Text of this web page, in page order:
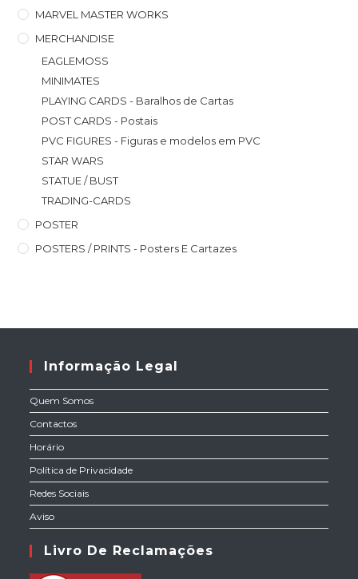
MARVEL MASTER WORKS
MERCHANDISE
EAGLEMOSS
MINIMATES
PLAYING CARDS - Baralhos de Cartas
POST CARDS - Postais
PVC FIGURES - Figuras e modelos em PVC
STAR WARS
STATUE / BUST
TRADING-CARDS
POSTER
POSTERS / PRINTS - Posters E Cartazes
Informação Legal
Quem Somos
Contactos
Horário
Política de Privacidade
Redes Sociais
Aviso
Livro De Reclamações